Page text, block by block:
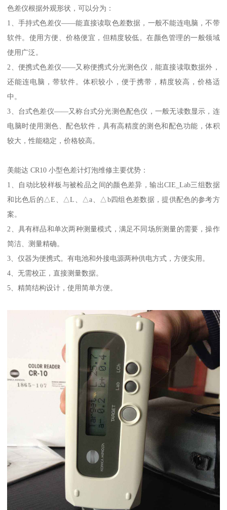
色差仪根据外观形状，可以分为：
1、手持式色差仪——能直接读取色差数据，一般不能连电脑，不带
软件。使用方便、价格便宜，但精度较低。在颜色管理的一般领域
使用广泛。
2、便携式色差仪——又称便携式分光测色仪，能直接读取数据外，
还能连电脑，带软件。体积较小，便于携带，精度较高，价格适
中。
3、台式色差仪——又称台式分光测色配色仪，一般无读数显示，连
电脑时使用测色、配色软件，具有高精度的测色和配色功能，体积
较大，性能稳定，价格较高。
美能达 CR10 小型色差计灯泡维修主要优势：
1、自动比较样板与被检品之间的颜色差异，输出CIE_Lab三组数据
和比色后的△E、△L、△a、△b四组色差数据，提供配色的参考方
案。
2、具有样品和单次两种测量模式，满足不同场所测量的需要，操作
简洁、测量精确。
3、仪器为便携式。有电池和外接电源两种供电方式，方便实用。
4、无需校正，直接测量数据。
5、精简结构设计，使用简单方便。